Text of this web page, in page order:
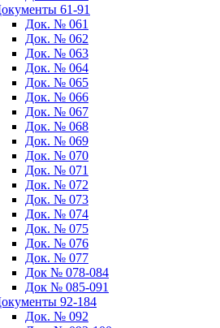
61-91
Док. № 061
Док. № 062
Док. № 063
Док. № 064
Док. № 065
Док. № 066
Док. № 067
Док. № 068
Док. № 069
Док. № 070
Док. № 071
Док. № 072
Док. № 073
Док. № 074
Док. № 075
Док. № 076
Док. № 077
Док № 078-084
Док № 085-091
92-184
Док. № 092